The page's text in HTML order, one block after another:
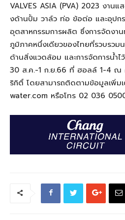
VALVES ASIA (PVA) 2023 งานแ
งด้านปั้ม วาล์ว ท่อ ข้อต่อ และอุปก
อุตสาหกรรมการผลิต ซึ่งการจัดงา
ภูมิภาคหนึ่งเดียวของไทยที่รวบรวม
ด้านสิ่งแวดล้อม และการจัดการน้ำไ
30 ส.ค.-1 ก.ย.66 ที่ ฮอลล์ 1-4 ณ
ริกิติ์ โดยสามารถติดตามข้อมูลเพิ่ม
water.com หรือโทร 02 036